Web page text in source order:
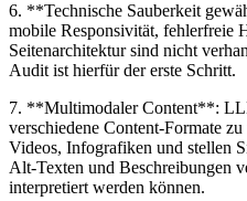
6. **Technische Sauberkeit
mobile Responsivität, fehlerfreie
Seitenarchitektur sind nicht
Audit ist hierfür der erste Schritt.
7. **Multimodaler Content**:
verschiedene Content-Formate
Videos, Infografiken und stellen
Alt-Texten und Beschreibungen
interpretiert werden können.